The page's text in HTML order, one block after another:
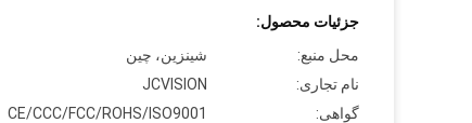
جزئیات محصول:
محل منبع:
شينزين، چين
نام تجاری:
JCVISION
گواهی:
CE/CCC/FCC/ROHS/ISO9001